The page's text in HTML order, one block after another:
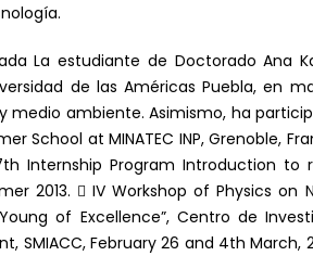
La estudiante de Doctorado Ana
de las Américas Puebla, en
ambiente. Asimismo, ha
School at MINATEC INP, Grenoble,
Internship Program Introduction
2013.  IV Workshop of Physics on
of Excellence”, Centro de
SMIACC, February 26 and 4th March,